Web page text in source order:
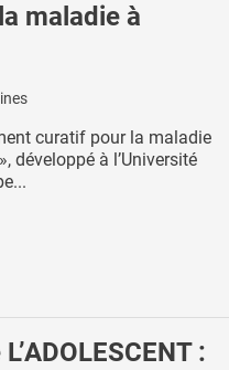
maladie à
curatif pour la maladie
développé à l’Université
: